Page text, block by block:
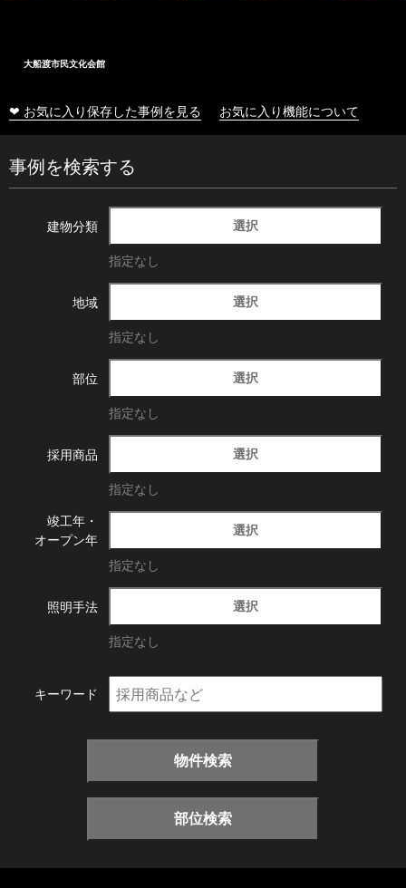
大船渡市民文化会館
❤ お気に入り保存した事例を見る お気に入り機能について
事例を検索する
建物分類 選択
指定なし
地域 選択
指定なし
部位 選択
指定なし
採用商品 選択
指定なし
竣工年・
オープン年
選択
指定なし
照明手法 選択
指定なし
キーワード
物件検索
部位検索